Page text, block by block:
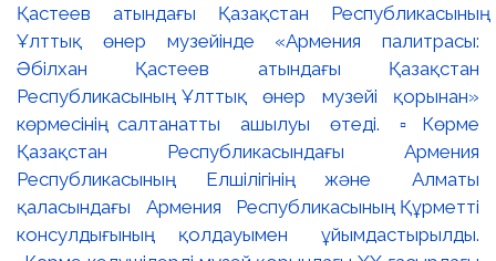
Қастеев атындағы Қазақстан Республикасының
Ұлттық өнер музейінде «Армения палитрасы:
Әбілхан Қастеев атындағы Қазақстан
Республикасының Ұлттық өнер музейі қорынан»
көрмесінің салтанатты ашылуы өтеді. ▫️Көрме
Қазақстан Республикасындағы Армения
Республикасының Елшілігінің және Алматы
қаласындағы Армения Республикасының Құрметті
консулдығының қолдауымен ұйымдастырылды.